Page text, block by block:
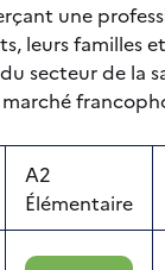
une
leurs familles
secteur de la
A2
Élémentaire